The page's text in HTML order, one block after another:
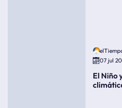
07 jul
El Niño